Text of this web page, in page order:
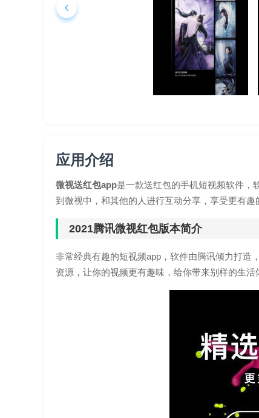
应用介绍
微视送红包app是一款送红包的手机短视频软件，
到微视中，和其他的人进行互动分享，享受更有
2021腾讯微视红包版本简介
非常经典有趣的短视频app，软件由腾讯倾力打造
资源，让你的视频更有趣味，给你带来别样的生